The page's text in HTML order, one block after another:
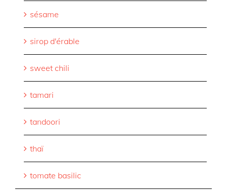
sésame
sirop d'érable
sweet chili
tamari
tandoori
thaï
tomate basilic